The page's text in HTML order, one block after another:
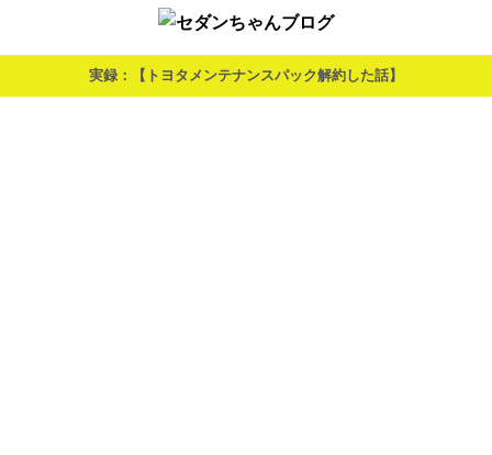
実録：【トヨタメンテナンスパック解約した話】